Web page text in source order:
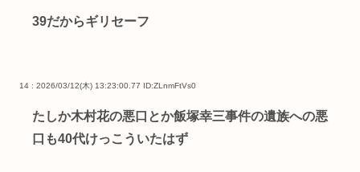
39だからギリセーフ
14 : 2026/03/12(木) 13:23:00.77 ID:ZLnmFtVs0
たしか木村花の悪口とか飯塚幸三事件の遺族への悪
口も40代けっこういたはず